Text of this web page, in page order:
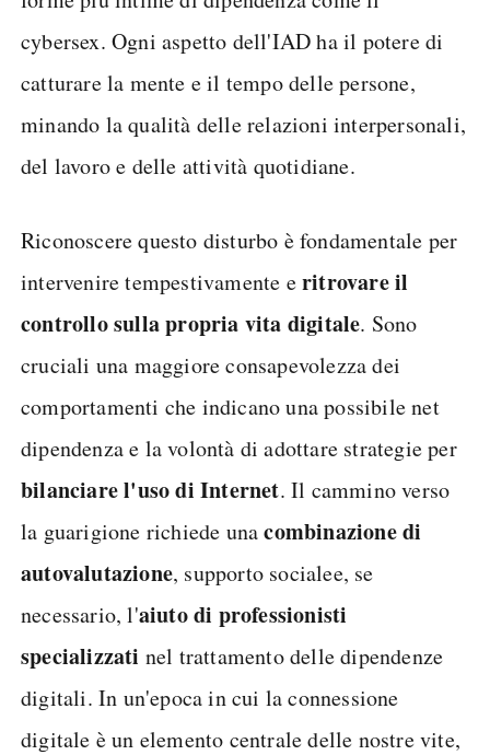
cybersex. Ogni aspetto dell'IAD ha il potere di
catturare la mente e il tempo delle persone,
minando la qualità delle relazioni interpersonali,
del lavoro e delle attività quotidiane.
Riconoscere questo disturbo è fondamentale per
intervenire tempestivamente eritrovare il
controllo sulla propria vita digitale. Sono
cruciali una maggiore consapevolezza dei
comportamenti che indicano una possibile net
dipendenza e la volontà di adottare strategie per
bilanciare l'uso di Internet. Il cammino verso
la guarigione richiede unacombinazione di
autovalutazione, supporto socialee, se
necessario, l'aiuto di professionisti
specializzati nel trattamento delle dipendenze
digitali. In un'epoca in cui la connessione
digitale è un elemento centrale delle nostre vite,